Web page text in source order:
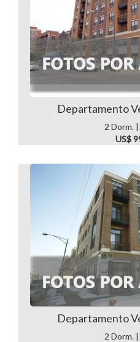
Departamento
2 Dorm.
US$
Departamento
2 Dorm.